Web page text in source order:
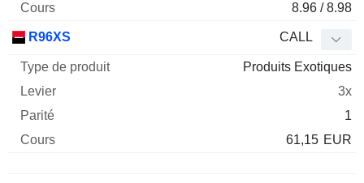
8.96 / 8.98
R96XS CALL
Produits Exotiques
3x
1
61,15 EUR